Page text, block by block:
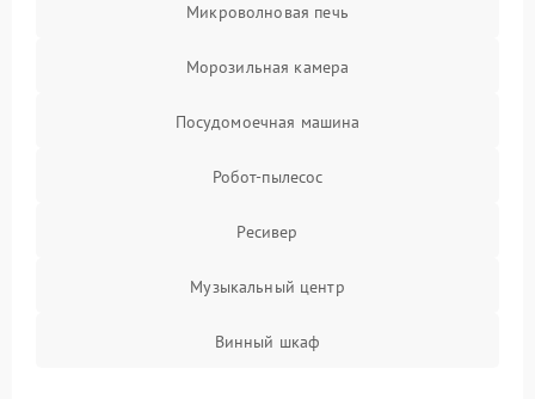
Микроволновая печь
Морозильная камера
Посудомоечная машина
Робот-пылесос
Ресивер
Музыкальный центр
Винный шкаф